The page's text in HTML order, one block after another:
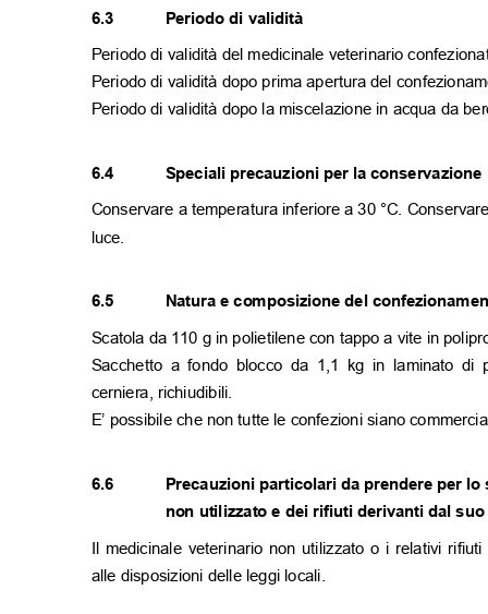
6.3 Periodo di validità
Periodo di validità del medicinale veterinario
Periodo di validità dopo prima apertura del
Periodo di validità dopo la miscelazione in acqua da
6.4 Speciali precauzioni per la
Conservare a temperatura inferiore a 30 °C.
luce.
6.5 Natura e composizione del
Scatola da 110 g in polietilene con tappo a vite in
Sacchetto a fondo blocco da 1,1 kg in laminato di
cerniera, richiudibili.
E’ possibile che non tutte le confezioni siano
6.6 Precauzioni particolari da prendere per
non utilizzato e dei rifiuti derivanti dal
Il medicinale veterinario non utilizzato o i relativi
alle disposizioni delle leggi locali.